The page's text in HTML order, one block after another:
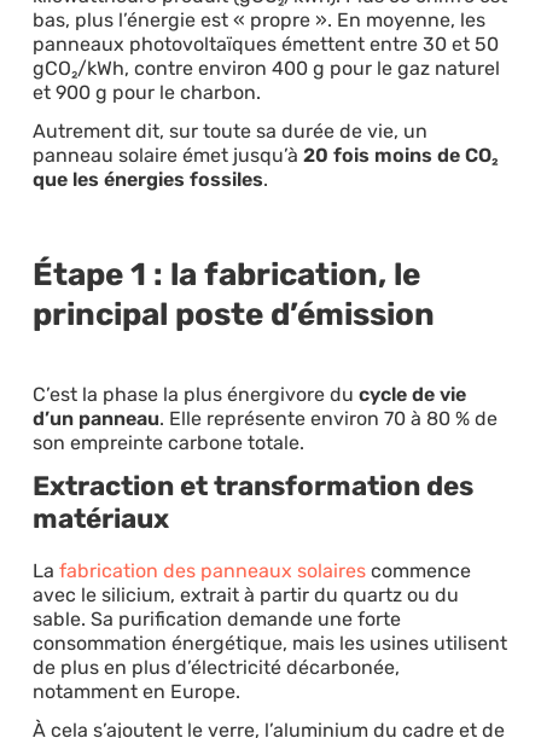
bas, plus l’énergie est « propre ». En moyenne, les
panneaux photovoltaïques émettent entre 30 et 50
gCO₂/kWh, contre environ 400 g pour le gaz naturel
et 900 g pour le charbon.
Autrement dit, sur toute sa durée de vie, un
panneau solaire émet jusqu’à 20 fois moins de CO₂
que les énergies fossiles.
Étape 1 : la fabrication, le
principal poste d’émission
C’est la phase la plus énergivore du cycle de vie
d’un panneau. Elle représente environ 70 à 80 % de
son empreinte carbone totale.
Extraction et transformation des
matériaux
La fabrication des panneaux solairescommence
avec le silicium, extrait à partir du quartz ou du
sable. Sa purification demande une forte
consommation énergétique, mais les usines utilisent
de plus en plus d’électricité décarbonée,
notamment en Europe.
À cela s’ajoutent le verre, l’aluminium du cadre et de